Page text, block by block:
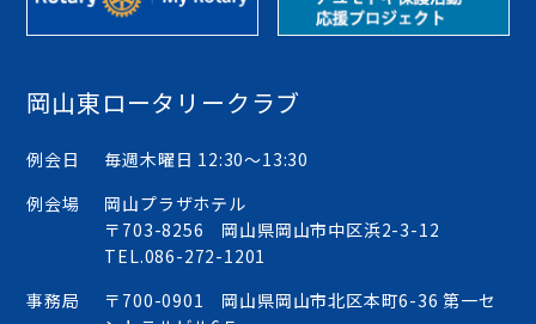
岡山東ロータリークラブ
例会日
毎週木曜日 12:30〜13:30
例会場
岡山プラザホテル
〒703-8256 岡山県岡山市中区浜2-3-12
TEL.086-272-1201
事務局
〒700-0901 岡山県岡山市北区本町6-36 第一セ